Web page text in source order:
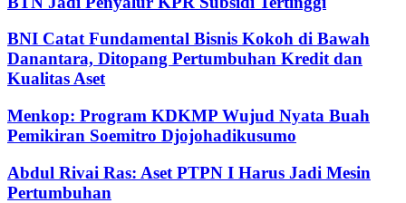
BNI Catat Fundamental Bisnis Kokoh di Bawah
Danantara, Ditopang Pertumbuhan Kredit dan
Kualitas Aset
Menkop: Program KDKMP Wujud Nyata Buah
Pemikiran Soemitro Djojohadikusumo
Abdul Rivai Ras: Aset PTPN I Harus Jadi Mesin
Pertumbuhan